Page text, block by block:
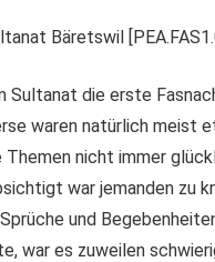
Bäretswil
Sultanat die erste
waren natürlich meist
Themen nicht immer
war jemanden zu
und
war es zuweilen